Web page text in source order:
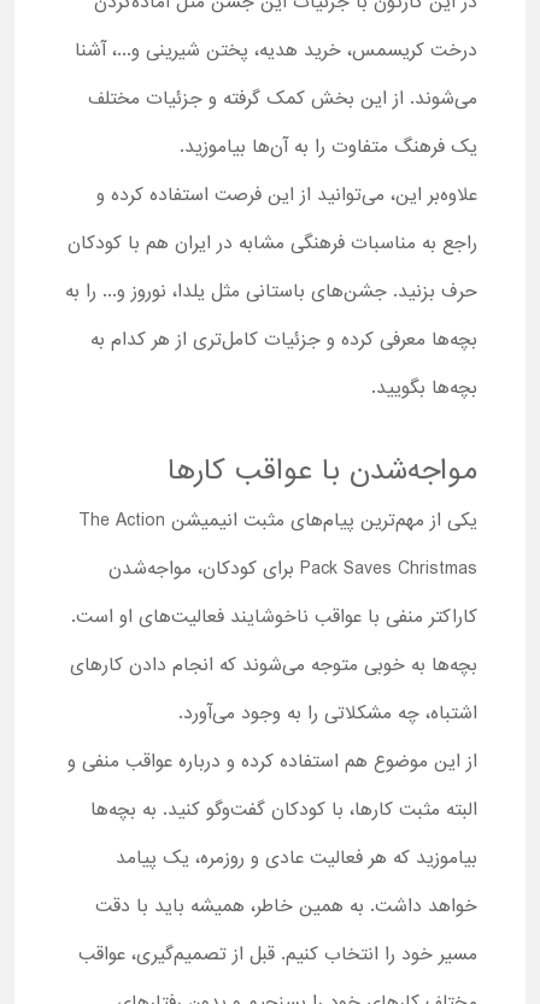
درخت کریسمس، خرید هدیه، پختن شیرینی و...، آشنا
می‌شوند. از این بخش کمک گرفته و جزئیات مختلف
یک فرهنگ متفاوت را به آن‌ها بیاموزید.
علاوه‌بر این، می‌توانید از این فرصت استفاده کرده و
راجع به مناسبات فرهنگی مشابه در ایران هم با کودکان
حرف بزنید. جشن‌های باستانی مثل یلدا، نوروز و... را به
بچه‌ها معرفی کرده و جزئیات کامل‌تری از هر کدام به
بچه‌ها بگویید.
مواجه‌شدن با عواقب کارها
یکی از مهم‌ترین پیام‌های مثبت انیمیشن The Action
Pack Saves Christmas برای کودکان، مواجه‌شدن
کاراکتر منفی با عواقب ناخوشایند فعالیت‌های او است.
بچه‌ها به خوبی متوجه می‌شوند که انجام دادن کارهای
اشتباه، چه مشکلاتی را به وجود می‌آورد.
از این موضوع هم استفاده کرده و درباره عواقب منفی و
البته مثبت کارها، با کودکان گفت‌وگو کنید. به بچه‌ها
بیاموزید که هر فعالیت عادی و روزمره، یک پیامد
خواهد داشت. به همین خاطر، همیشه باید با دقت
مسیر خود را انتخاب کنیم. قبل از تصمیم‌گیری، عواقب